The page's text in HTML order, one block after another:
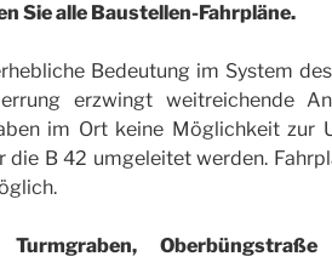
Sie alle Baustellen-Fahrpläne.
Bedeutung im System
erzwingt weitreichende
im Ort keine Möglichkeit zur
die B 42 umgeleitet werden.
Turmgraben,